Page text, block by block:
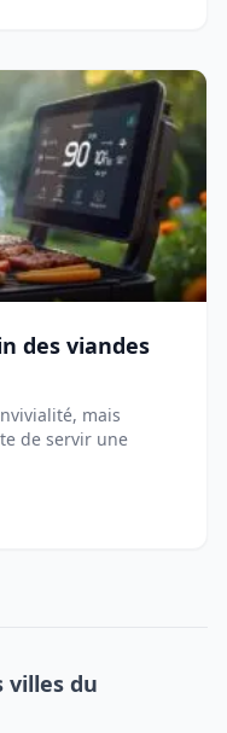
des viandes
mais
de servir une
villes du